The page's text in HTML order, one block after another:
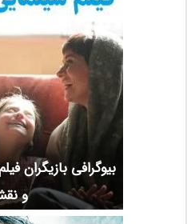
بیوگرافی بازیگران
و